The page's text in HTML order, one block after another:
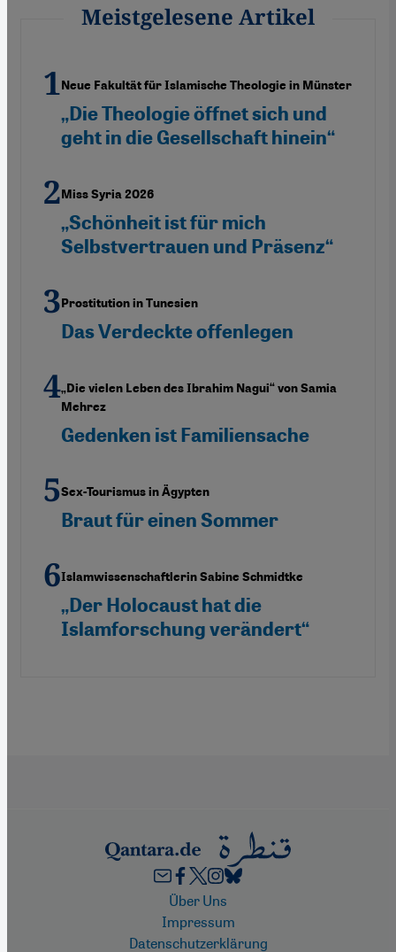
Meistgelesene Artikel
Neue Fakultät für Islamische Theologie in Münster
„Die Theologie öffnet sich und
geht in die Gesellschaft hinein“
Miss Syria 2026
„Schönheit ist für mich
Selbstvertrauen und Präsenz“
Prostitution in Tunesien
Das Verdeckte offenlegen
„Die vielen Leben des Ibrahim Nagui“ von Samia
Mehrez
Gedenken ist Familiensache
Sex-Tourismus in Ägypten
Braut für einen Sommer
Islamwissenschaftlerin Sabine Schmidtke
„Der Holocaust hat die
Islamforschung verändert“
FooterÜber Uns
Impressum
Datenschutzerklärung